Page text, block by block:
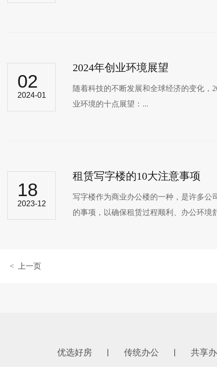
02
2024-01
2024年创业环境展望
随着科技的不断发展和全球经济的变化
业环境的十点展望：...
18
2023-12
租赁写字楼的10大注意事项
写字楼作为商业办公楼的一种，是许多公
的事项，以确保租赁过程顺利、办公环境
< 上一页
优选好房 传统办公 共享